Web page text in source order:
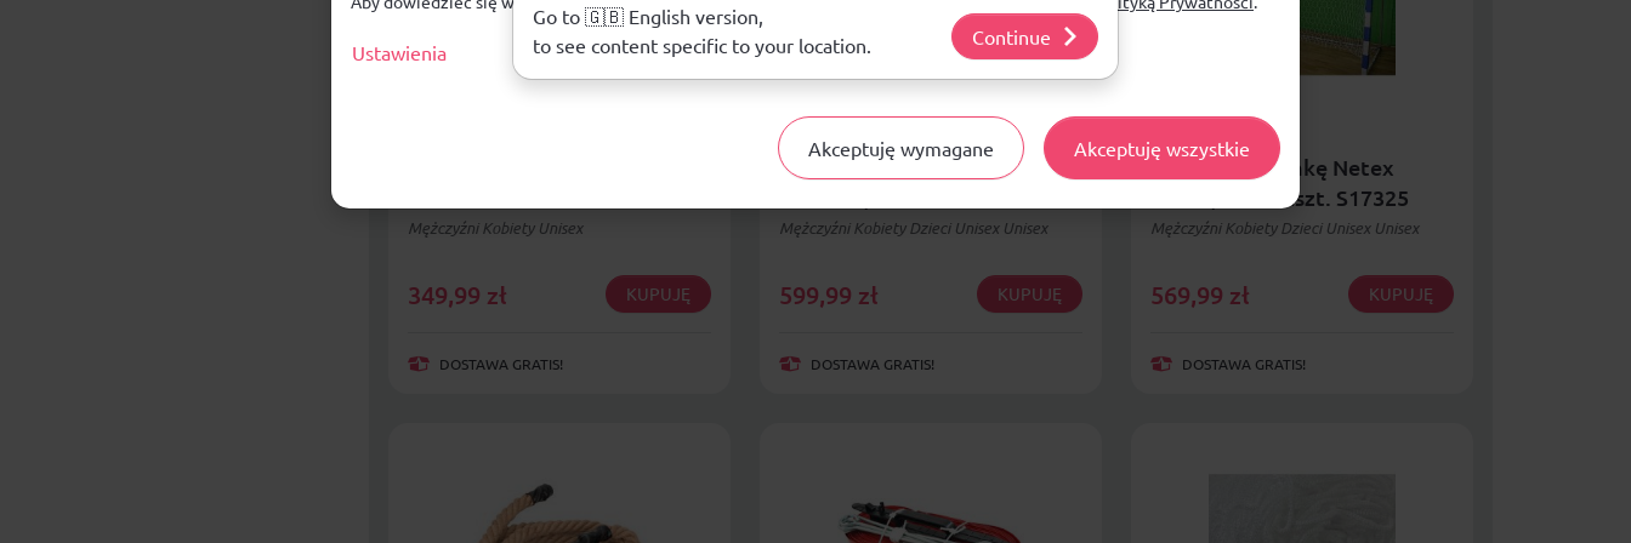
Mężczyźni Kobiety Unisex
349,99 zł KUPUJĘ
DOSTAWA GRATIS!
Siatka na bramkę Netex
Mężczyźni Kobiety Dzieci Unisex Unisex
599,99 zł KUPUJĘ
DOSTAWA GRATIS!
Siatka na bramkę Netex
3x2x0,8x1 m 2szt. S17325
Mężczyźni Kobiety Dzieci Unisex Unisex
569,99 zł KUPUJĘ
DOSTAWA GRATIS!
Ustawienia
Akceptuję wymagane Akceptuję wszystkie
Go to 🇬🇧 English version,
to see content specific to your location.
Continue